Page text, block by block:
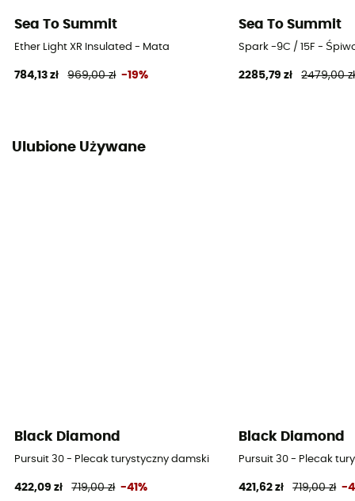
Sea To Summit
Ether Light XR Insulated - Mata
784,13 zł 969,00 zł -19%
Sea To Summit
Spark -9C / 15F -
2285,79 zł 2479,00 zł
Ulubione Używane
Black Diamond
Pursuit 30 - Plecak turystyczny damski
422,09 zł 719,00 zł -41%
Black Diamond
Pursuit 30 - Plecak
421,62 zł 719,00 zł -